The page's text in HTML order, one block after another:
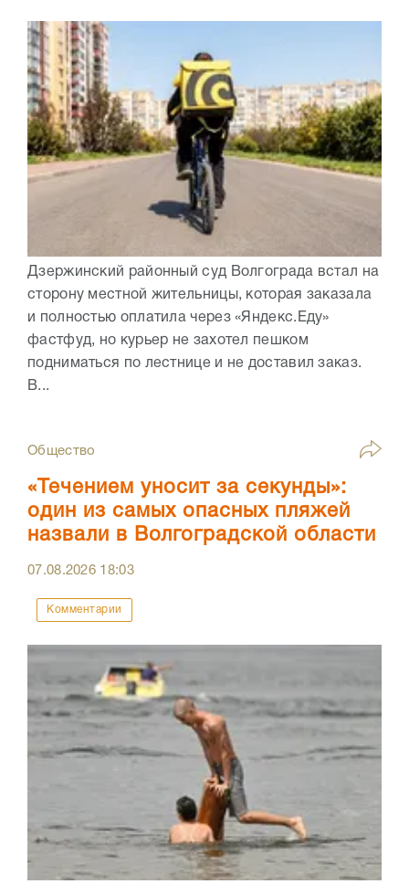
Дзержинский районный суд Волгограда встал на
сторону местной жительницы, которая заказала
и полностью оплатила через «Яндекс.Еду»
фастфуд, но курьер не захотел пешком
подниматься по лестнице и не доставил заказ.
В...
Общество
«Течением уносит за секунды»:
один из самых опасных пляжей
назвали в Волгоградской области
07.08.2026 18:03
Комментарии